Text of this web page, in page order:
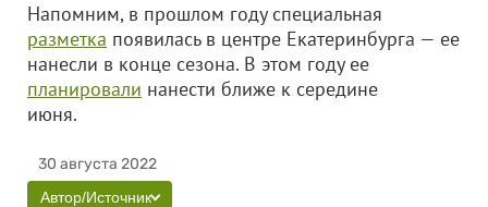
Напомним, в прошлом году специальная
разметка появилась в центре Екатеринбурга — ее
нанесли в конце сезона. В этом году ее
планировали нанести ближе к середине
июня.
30 августа 2022
Автор/Источник